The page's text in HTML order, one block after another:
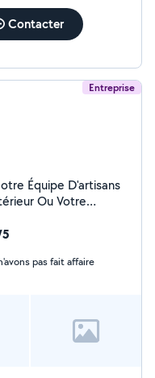
Contacter
Entreprise
Équipe D'artisans
pas fait affaire